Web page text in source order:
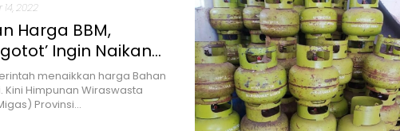
2022
Harga BBM,
Ingin Naikan
menaikkan harga Bahan
Kini Himpunan Wiraswasta
Provinsi…